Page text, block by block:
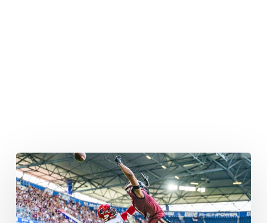
Schau
die
ELF!